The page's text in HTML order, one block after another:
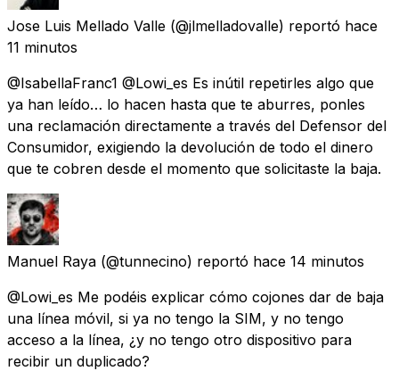
Jose Luis Mellado Valle (@jlmelladovalle) reportó hace
11 minutos
@IsabellaFranc1 @Lowi_es Es inútil repetirles algo que
ya han leído… lo hacen hasta que te aburres, ponles
una reclamación directamente a través del Defensor del
Consumidor, exigiendo la devolución de todo el dinero
que te cobren desde el momento que solicitaste la baja.
Manuel Raya (@tunnecino) reportó hace 14 minutos
@Lowi_es Me podéis explicar cómo cojones dar de baja
una línea móvil, si ya no tengo la SIM, y no tengo
acceso a la línea, ¿y no tengo otro dispositivo para
recibir un duplicado?